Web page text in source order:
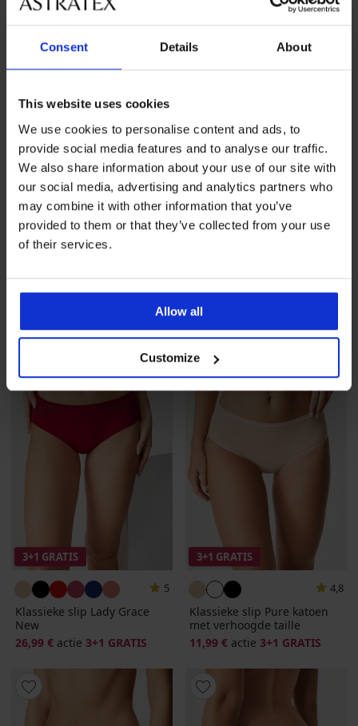
Consent Details About
This website uses cookies
We use cookies to personalise content and ads, to
provide social media features and to analyse our traffic.
We also share information about your use of our site with
our social media, advertising and analytics partners who
may combine it with other information that you’ve
provided to them or that they’ve collected from your use
of their services.
Allow all
Customize
-20 % BRA20
Bralette Bamboo Nature
21,59 €codeBRA20
3+1 GRATIS
3+1 GRATIS
5
Klassieke slip Lady Grace
New
26,99 € actie 3+1 GRATIS
3+1 GRATIS
4,8
Klassieke slip Pure katoen
met verhoogde taille
11,99 € actie 3+1 GRATIS